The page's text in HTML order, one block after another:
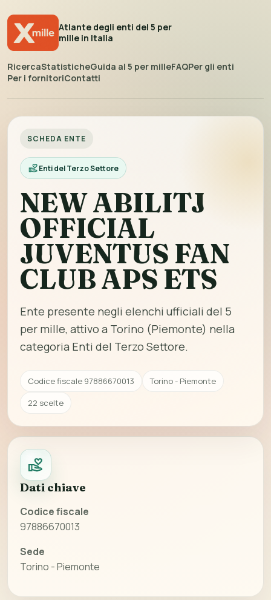
Atlante degli enti del 5 per
mille in Italia
RicercaStatisticheGuida al 5 per milleFAQPer gli enti
Per i fornitoriContatti
SCHEDA ENTE
Enti del Terzo Settore
NEW ABILITJ
OFFICIAL
JUVENTUS FAN
CLUB APS ETS
Ente presente negli elenchi ufficiali del 5
per mille, attivo a Torino (Piemonte) nella
categoria Enti del Terzo Settore.
Codice fiscale 97886670013
Torino - Piemonte
22 scelte
Dati chiave
Codice fiscale
97886670013
Sede
Torino - Piemonte